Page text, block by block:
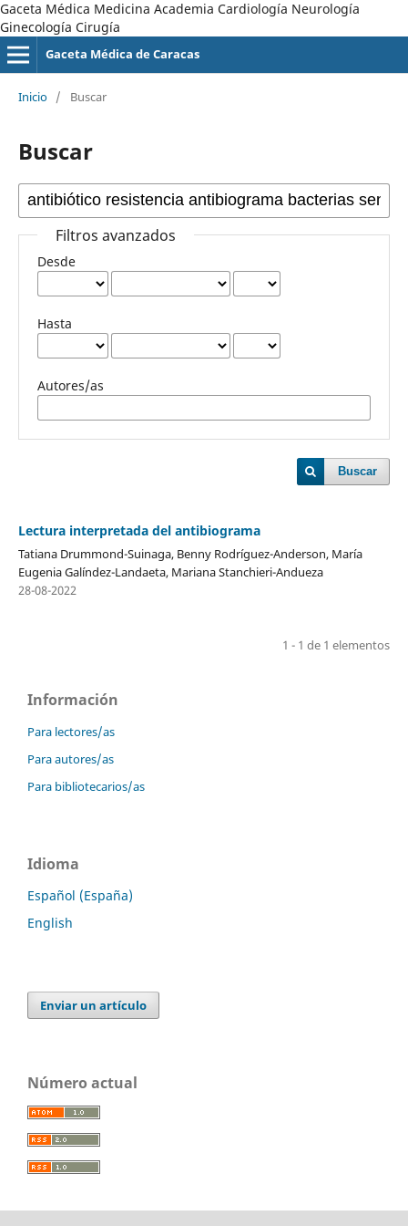
Gaceta Médica Medicina Academia Cardiología Neurología
Ginecología Cirugía
Gaceta Médica de Caracas
Inicio / Buscar
Buscar
Filtros avanzados
Desde
Hasta
Autores/as
Buscar
Lectura interpretada del antibiograma
Tatiana Drummond-Suinaga, Benny Rodríguez-Anderson, María
Eugenia Galíndez-Landaeta, Mariana Stanchieri-Andueza
28-08-2022
1 - 1 de 1 elementos
Información
Para lectores/as
Para autores/as
Para bibliotecarios/as
Idioma
Español (España)
English
Enviar un artículo
Número actual